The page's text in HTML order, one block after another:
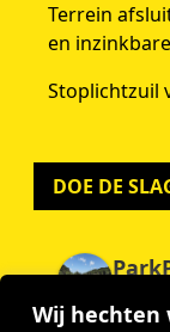
Wij hechten
Terrein
en
Stoplichtzuil
DOE DE